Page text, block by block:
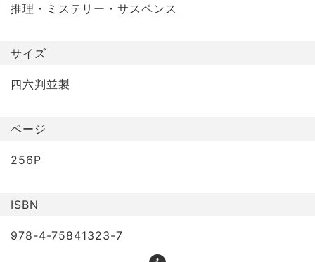
推理・ミステリー・サスペンス
サイズ
四六判並製
ページ
256P
ISBN
978-4-75841323-7